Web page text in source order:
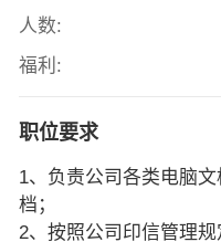
人数:
福利:
职位要求
1、负责公司各类电脑
档；
2、按照公司印信管理